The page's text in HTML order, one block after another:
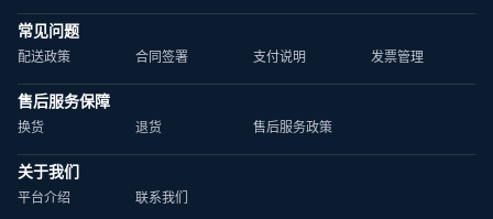
常见问题
配送政策 合同签署 支付说明 发票管理
售后服务保障
换货 退货 售后服务政策
关于我们
平台介绍 联系我们